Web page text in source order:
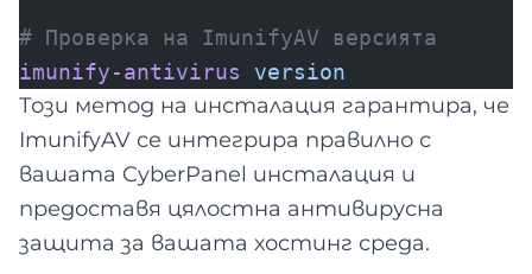
# Проверка на ImunifyAV версията
imunify-antivirus version
Този метод на инсталация гарантира, че
ImunifyAV се интегрира правилно с
вашата CyberPanel инсталация и
предоставя цялостна антивирусна
защита за вашата хостинг среда.